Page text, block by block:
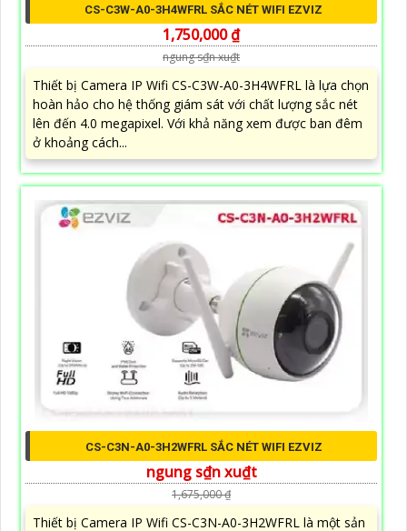
CS-C3W-A0-3H4WFRL SẮC NÉT WIFI EZVIZ
1,750,000 ₫
ngung s₫n xu₫t
Thiết bị Camera IP Wifi CS-C3W-A0-3H4WFRL là lựa chọn
hoàn hảo cho hệ thống giám sát với chất lượng sắc nét
lên đến 4.0 megapixel. Với khả năng xem được ban đêm
ở khoảng cách...
CS-C3N-A0-3H2WFRL SẮC NÉT WIFI EZVIZ
ngung s₫n xu₫t
1,675,000 ₫
Thiết bị Camera IP Wifi CS-C3N-A0-3H2WFRL là một sản